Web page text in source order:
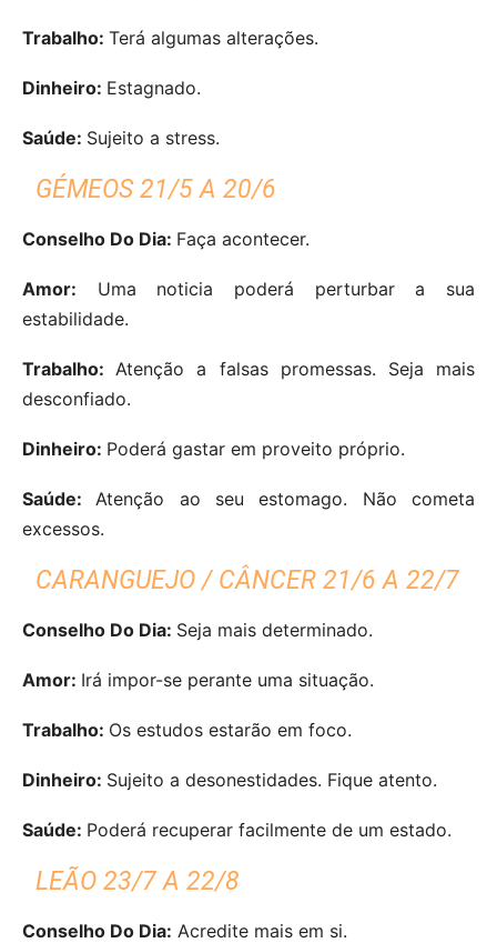
Trabalho: Terá algumas alterações.
Dinheiro: Estagnado.
Saúde: Sujeito a stress.
GÉMEOS 21/5 A 20/6
Conselho Do Dia: Faça acontecer.
Amor: Uma noticia poderá perturbar a sua
estabilidade.
Trabalho: Atenção a falsas promessas. Seja mais
desconfiado.
Dinheiro: Poderá gastar em proveito próprio.
Saúde: Atenção ao seu estomago. Não cometa
excessos.
CARANGUEJO / CÂNCER 21/6 A 22/7
Conselho Do Dia: Seja mais determinado.
Amor: Irá impor-se perante uma situação.
Trabalho: Os estudos estarão em foco.
Dinheiro: Sujeito a desonestidades. Fique atento.
Saúde: Poderá recuperar facilmente de um estado.
LEÃO 23/7 A 22/8
Conselho Do Dia: Acredite mais em si.